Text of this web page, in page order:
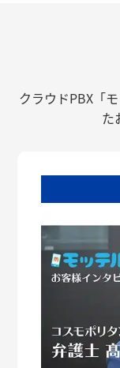
クラウドPBX「
た